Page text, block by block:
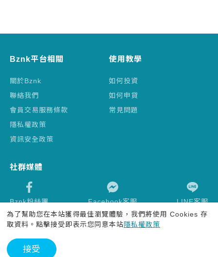
Bznk平台相關
關於Bznk
聯絡我們
會員交易服務條款
隱私權政策
資訊安全政策
使用教學
如何投資
如何申貸
常見問題
社群媒體
Bznk粉絲團 Facebook客服 LINE客服
平台智慧財產權受中華民國專利保護，請勿侵害
為了幫助您在本站獲得最佳瀏覽體驗，我們將使用 Cookies 存
取資料。點擊接受即表示您同意本站隱私權政策
接受